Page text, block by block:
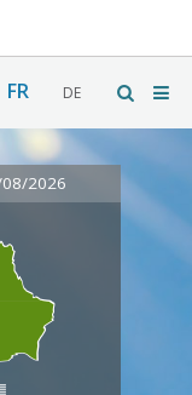
FR DE
2026